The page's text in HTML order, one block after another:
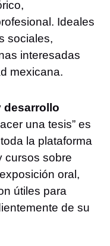
Ideales
sociales,
interesadas
mexicana.
desarrollo
una tesis” es
la plataforma
cursos sobre
oral,
útiles para
de su